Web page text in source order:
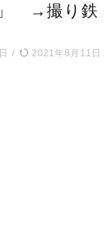
」 →撮り鉄
/ 2021年8月11日